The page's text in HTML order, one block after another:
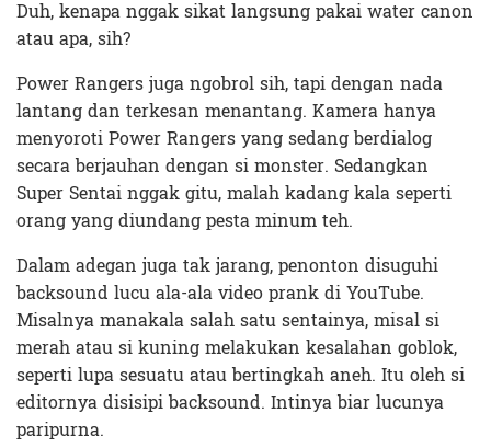
Duh, kenapa nggak sikat langsung pakai water canon
atau apa, sih?
Power Rangers juga ngobrol sih, tapi dengan nada
lantang dan terkesan menantang. Kamera hanya
menyoroti Power Rangers yang sedang berdialog
secara berjauhan dengan si monster. Sedangkan
Super Sentai nggak gitu, malah kadang kala seperti
orang yang diundang pesta minum teh.
Dalam adegan juga tak jarang, penonton disuguhi
backsound lucu ala-ala video prank di YouTube.
Misalnya manakala salah satu sentainya, misal si
merah atau si kuning melakukan kesalahan goblok,
seperti lupa sesuatu atau bertingkah aneh. Itu oleh si
editornya disisipi backsound. Intinya biar lucunya
paripurna.